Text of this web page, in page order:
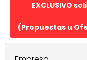
EXCLUSIVO
(Propuestas u